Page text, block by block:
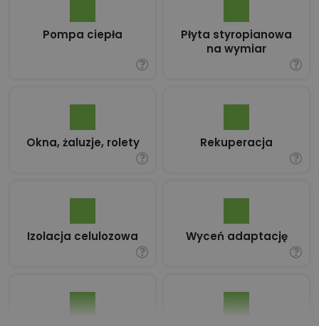
Pompa ciepła
Płyta styropianowa
na wymiar
Okna, żaluzje, rolety Rekuperacja
Izolacja celulozowa Wyceń adaptację